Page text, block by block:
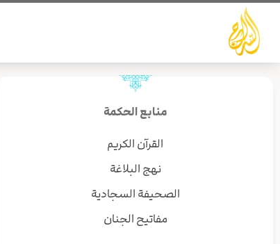
تخطي
المحتوى
منابع الحكمة
القرآن الكريم
نهج البلاغة
الصحيفة السجادية
مفاتيح الجنان